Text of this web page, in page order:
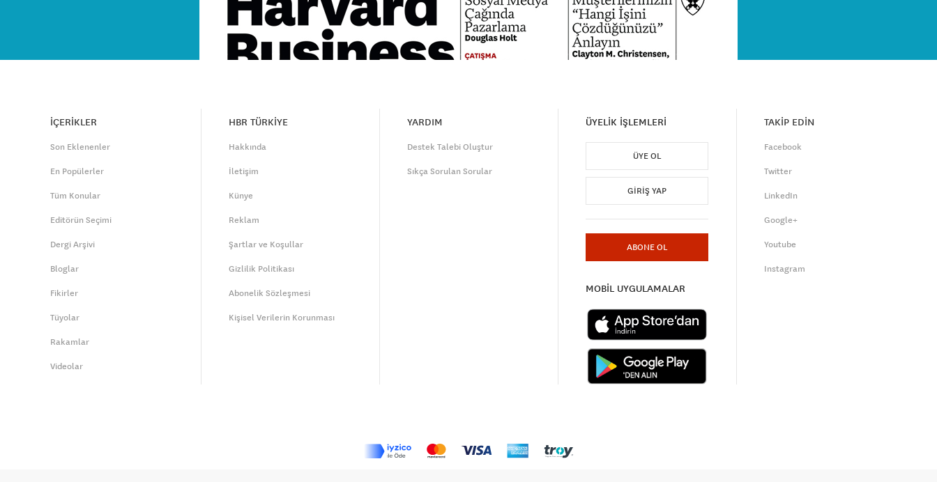
İÇERİKLER
Son Eklenenler
En Popülerler
Tüm Konular
Editörün Seçimi
Dergi Arşivi
Bloglar
Fikirler
Tüyolar
Rakamlar
Videolar
HBR TÜRKİYE
Hakkında
İletişim
Künye
Reklam
Şartlar ve Koşullar
Gizlilik Politikası
Abonelik Sözleşmesi
Kişisel Verilerin Korunması
YARDIM
Destek Talebi Oluştur
Sıkça Sorulan Sorular
ÜYELİK İŞLEMLERİ
ÜYE OL
GIRIŞ YAP
ABONE OL
MOBİL UYGULAMALAR
TAKİP EDİN
Facebook
Twitter
LinkedIn
Google+
Youtube
Instagram